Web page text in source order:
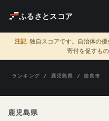
ふるさとスコア
注記 独自スコアです。自治体の
寄付を促すも
ランキング / 鹿児島県 / 姶良市
鹿児島県